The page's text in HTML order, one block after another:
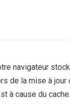
navigateur
de la mise à
à cause du cache.